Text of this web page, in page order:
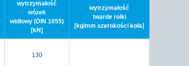
wytrzymałość
wózek
widłowy (DIN 1055)
[kN]
wytrzymałość
twarde rolki
[kg/mm szerokości koła]
130